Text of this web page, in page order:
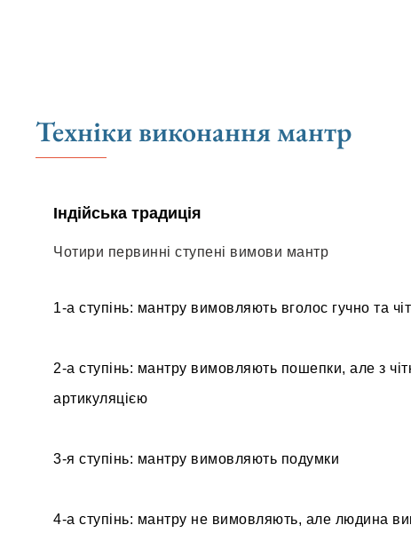
Техніки виконання мантр
Індійська традиція
Чотири первинні ступені вимови мантр
1-а ступінь: мантру вимовляють вголос гучно та
2-а ступінь: мантру вимовляють пошепки, але з
артикуляцією
3-я ступінь: мантру вимовляють подумки
4-а ступінь: мантру не вимовляють, але людина